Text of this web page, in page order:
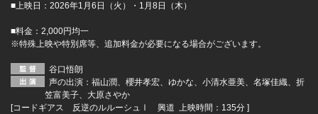
■上映日：2026年1月6日（火）・1月8日（木）
■料金：2,000円均一
※特殊上映や特別席等、追加料金が必要になる場合がございます。
谷口悟朗
声の出演：福山潤、櫻井孝宏、ゆかな、小清水亜美、名塚佳織、折
笠富美子、大原さやか
[コードギアス 反逆のルルーシュⅠ 興道 上映時間：135分 ]